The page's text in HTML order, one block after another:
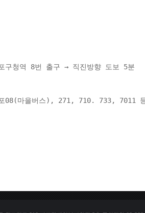
구청역 8번 출구 → 직진방향 도보 5분
08(마을버스), 271, 710. 733, 7011 등